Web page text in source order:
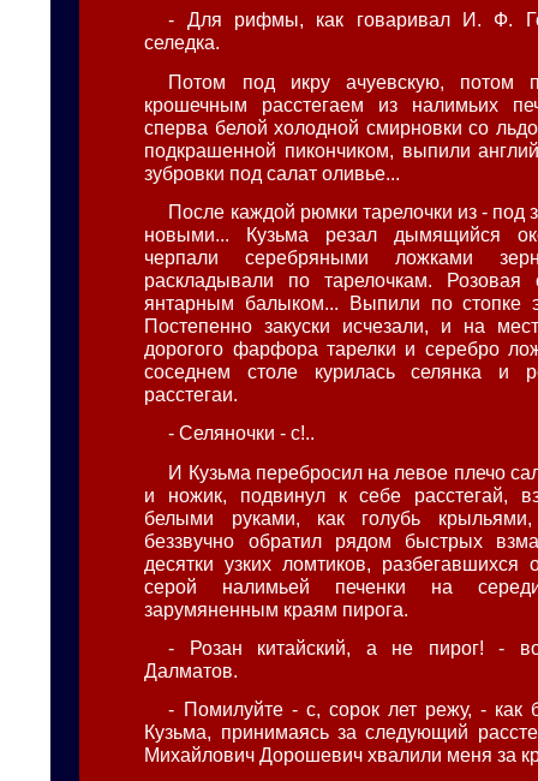
- Для рифмы, как говаривал И. Ф.
селедка.
Потом под икру ачуевскую, потом
крошечным расстегаем из налимьих
сперва белой холодной смирновки со
подкрашенной пикончиком, выпили
зубровки под салат оливье...
После каждой рюмки тарелочки из - под
новыми... Кузьма резал дымящийся
черпали серебряными ложками
раскладывали по тарелочкам. Розовая
янтарным балыком... Выпили по стопке
Постепенно закуски исчезали, и на
дорогого фарфора тарелки и серебро
соседнем столе курилась селянка и
расстегаи.
- Селяночки - с!..
И Кузьма перебросил на левое плечо
и ножик, подвинул к себе расстегай,
белыми руками, как голубь
беззвучно обратил рядом быстрых
десятки узких ломтиков, разбегавшихся
серой налимьей печенки на
зарумяненным краям пирога.
- Розан китайский, а не пирог! -
Далматов.
- Помилуйте - с, сорок лет режу, - как
Кузьма, принимаясь за следующий
Михайлович Дорошевич хвалили меня за